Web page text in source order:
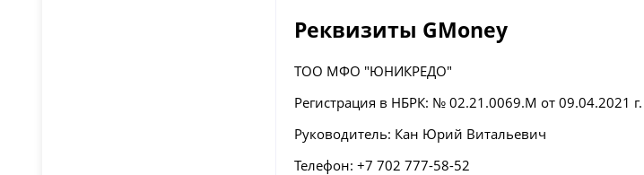
Реквизиты GMoney
ТОО МФО "ЮНИКРЕДО"
Регистрация в НБРК: № 02.21.0069.M от 09.04.2021 г.
Руководитель: Кан Юрий Витальевич
Телефон: +7 702 777-58-52